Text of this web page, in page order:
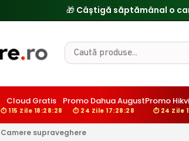
🎁 Câștigă săptămânal o
Cloud Gratis
⏱ 115 Zile 18:28:27
Promo Dahua August
⏱ 24 Zile 17:28:27
Promo
⏱ 24 Zile
Camere supraveghere